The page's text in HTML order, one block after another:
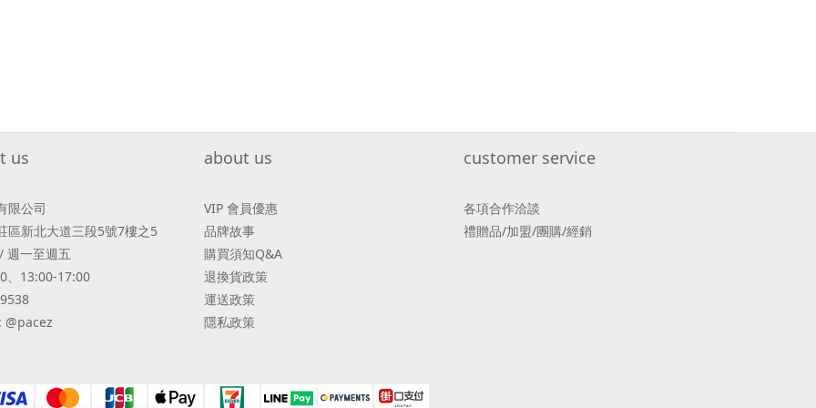
us
限公司
區新北大道三段5號7樓之5
週一至週五
、13:00-17:00
@pacez
about us
VIP 會員優惠
品牌故事
購買須知Q&A
退換貨政策
運送政策
隱私政策
customer service
各項合作洽談
禮贈品/加盟/團購/經銷